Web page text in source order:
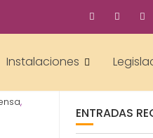
Instalaciones
,
ENTRADAS